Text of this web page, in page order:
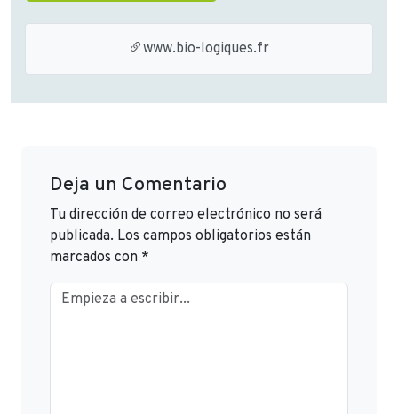
www.bio-logiques.fr
Deja un Comentario
Tu dirección de correo electrónico no será
publicada. Los campos obligatorios están
marcados con *